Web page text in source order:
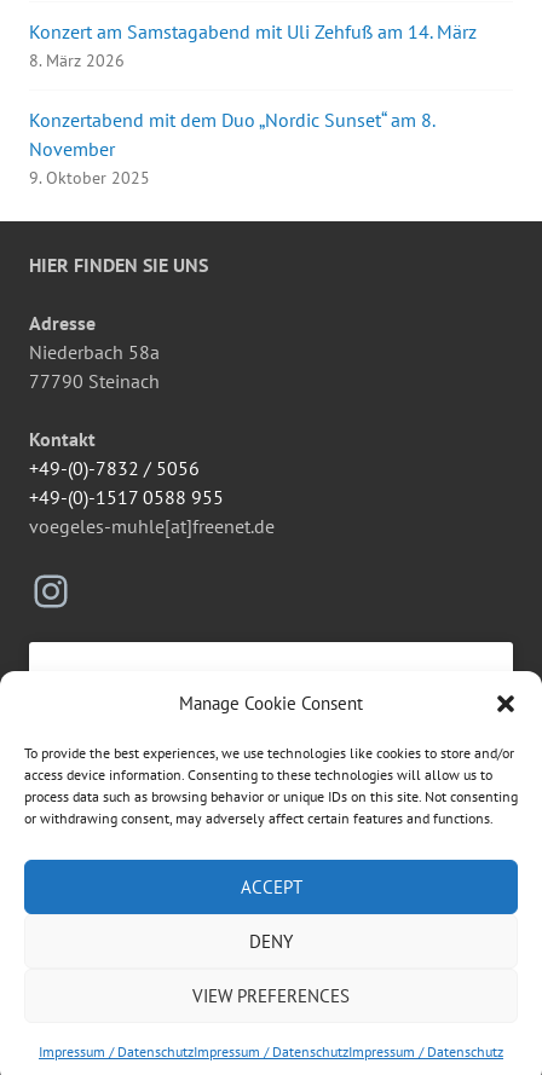
Manage Cookie Consent
To provide the best experiences, we use technologies like cookies to store and/or
access device information. Consenting to these technologies will allow us to
process data such as browsing behavior or unique IDs on this site. Not consenting
or withdrawing consent, may adversely affect certain features and functions.
ACCEPT
DENY
VIEW PREFERENCES
Impressum / DatenschutzImpressum / DatenschutzImpressum / Datenschutz
Konzert am Samstagabend mit Uli Zehfuß am 14. März
8. März 2026
Konzertabend mit dem Duo „Nordic Sunset“ am 8.
November
9. Oktober 2025
HIER FINDEN SIE UNS
Adresse
Niederbach 58a
77790 Steinach
Kontakt
+49-(0)-7832 / 5056
+49-(0)-1517 0588 955
voegeles-muhle[at]freenet.de
Instagram
enable this content
Suchen